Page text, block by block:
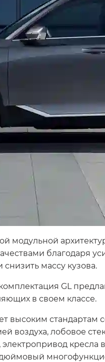
модульной
благодаря
массу кузова.
GL
в своем классе.
высоким
воздуха, лобовое